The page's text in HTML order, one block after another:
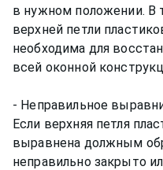
в нужном положении. В
верхней петли
необходима для
всей оконной
- Неправильное
Если верхняя петля
выравнена должным
неправильно закрыто